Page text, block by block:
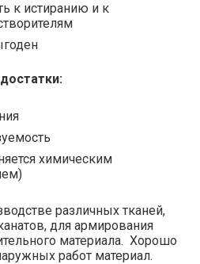
к истиранию и к
химическим
различных тканей,
для армирования
материала. Хорошо
работ материал.